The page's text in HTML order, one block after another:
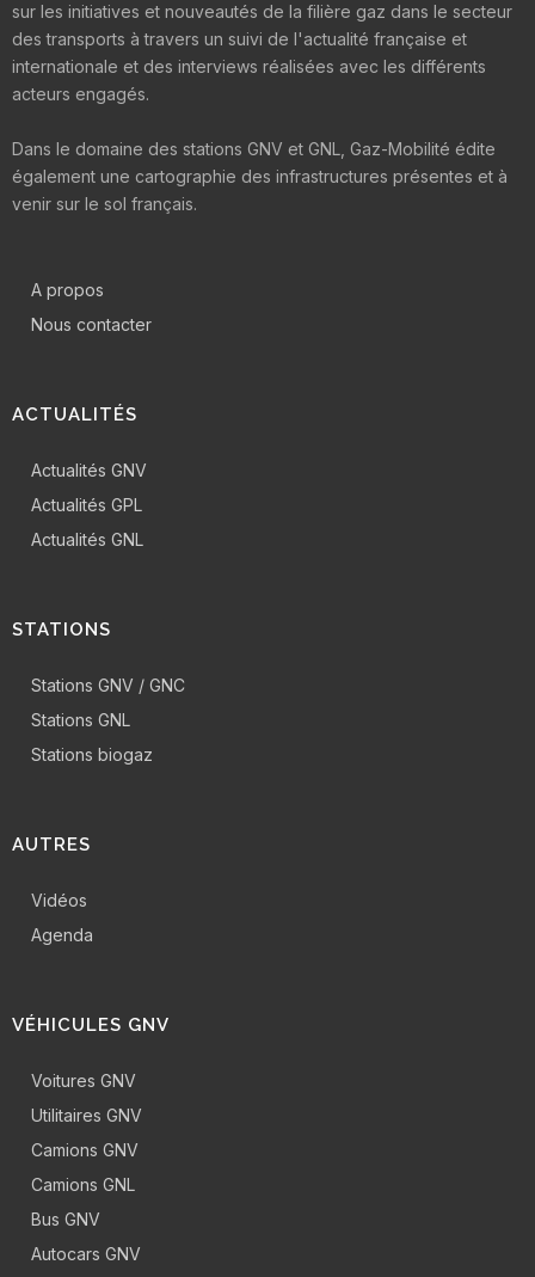
sur les initiatives et nouveautés de la filière gaz dans le secteur
des transports à travers un suivi de l'actualité française et
internationale et des interviews réalisées avec les différents
acteurs engagés.
Dans le domaine des stations GNV et GNL, Gaz-Mobilité édite
également une cartographie des infrastructures présentes et à
venir sur le sol français.
A propos
Nous contacter
ACTUALITÉS
Actualités GNV
Actualités GPL
Actualités GNL
STATIONS
Stations GNV / GNC
Stations GNL
Stations biogaz
AUTRES
Vidéos
Agenda
VÉHICULES GNV
Voitures GNV
Utilitaires GNV
Camions GNV
Camions GNL
Bus GNV
Autocars GNV